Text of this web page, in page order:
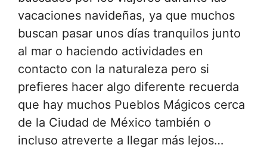
vacaciones navideñas, ya que muchos
buscan pasar unos días tranquilos junto
al mar o haciendo actividades en
contacto con la naturaleza pero si
prefieres hacer algo diferente recuerda
que hay muchos Pueblos Mágicos cerca
de la Ciudad de México también o
incluso atreverte a llegar más lejos…